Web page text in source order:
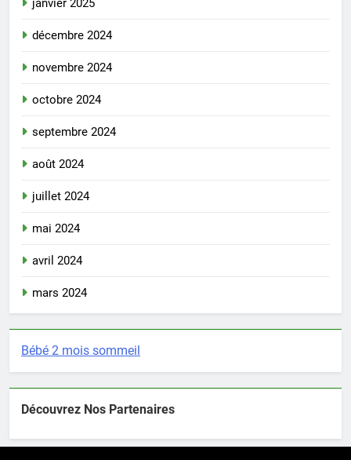
janvier 2025
décembre 2024
novembre 2024
octobre 2024
septembre 2024
août 2024
juillet 2024
mai 2024
avril 2024
mars 2024
Bébé 2 mois sommeil
Découvrez Nos Partenaires